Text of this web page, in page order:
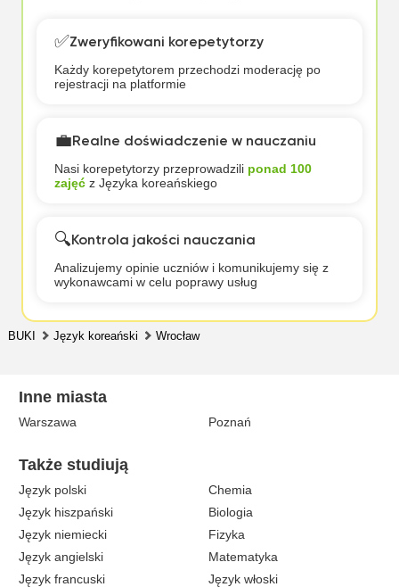
✅Zweryfikowani korepetytorzy
Każdy korepetytorem przechodzi moderację po
rejestracji na platformie
💼Realne doświadczenie w nauczaniu
Nasi korepetytorzy przeprowadzili ponad 100
zajęćz Języka koreańskiego
🔍Kontrola jakości nauczania
Analizujemy opinie uczniów i komunikujemy się z
wykonawcami w celu poprawy usług
BUKI Język koreański Wrocław
Inne miasta
Warszawa Poznań
Także studiują
Język polski
Chemia
Język hiszpański
Biologia
Język niemiecki
Fizyka
Język angielski
Matematyka
Język francuski
Język włoski